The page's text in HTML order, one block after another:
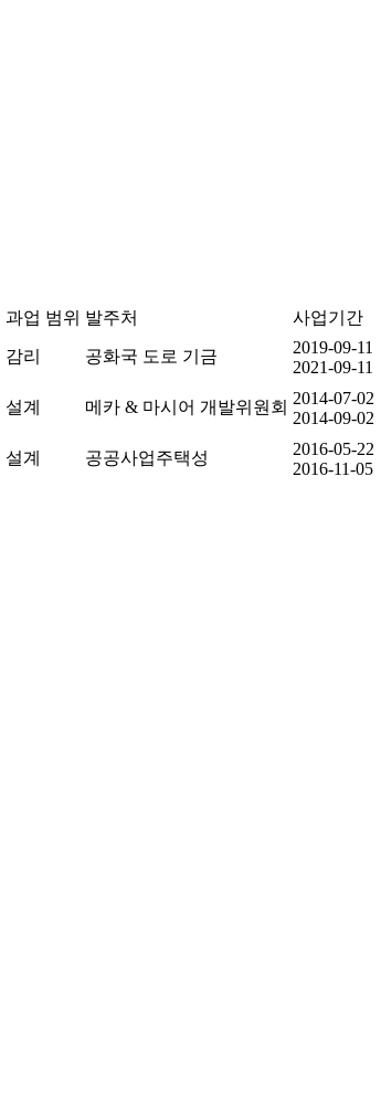
과업 범위 발주처 사업기간
감리 공화국 도로 기금
2019-09-11
2021-09-11
설계 메카 & 마시어 개발위원회 2014-07-02
2014-09-02
설계 공공사업주택성
2016-05-22
2016-11-05